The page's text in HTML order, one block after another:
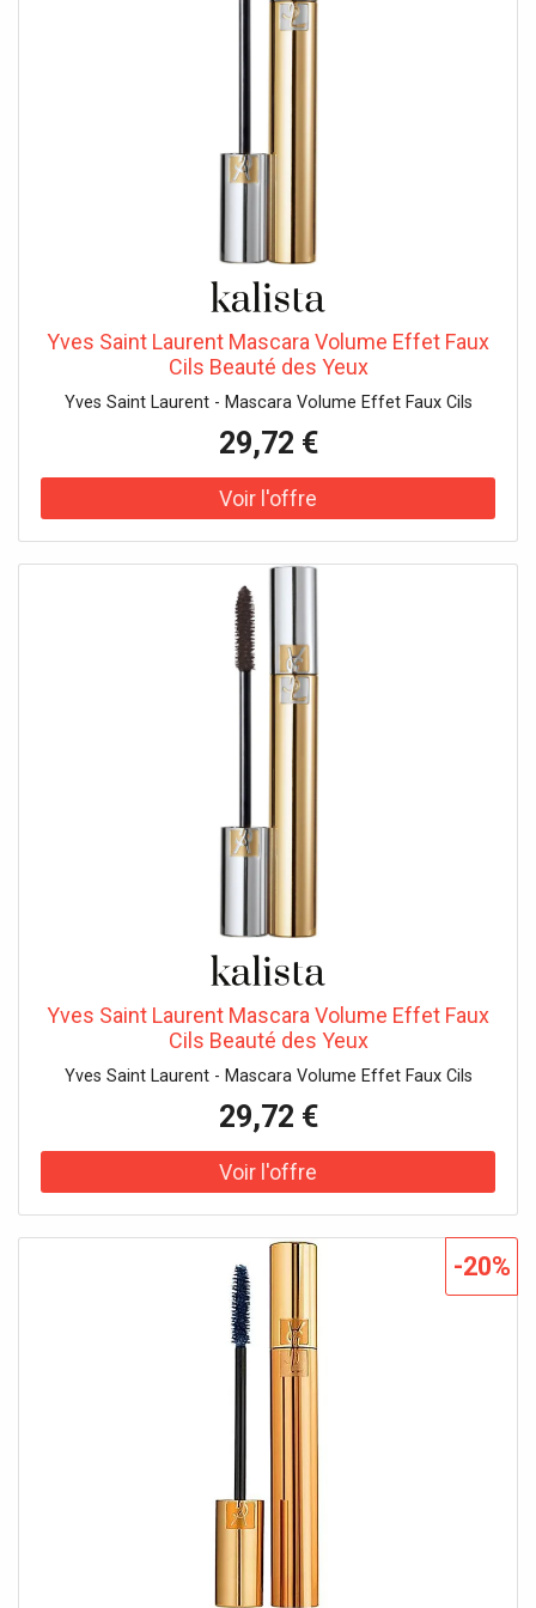
Yves Saint Laurent Mascara Volume Effet Faux
Cils Beauté des Yeux
Yves Saint Laurent - Mascara Volume Effet Faux Cils
29,72 €
Yves Saint Laurent Mascara Volume Effet Faux
Cils Beauté des Yeux
Yves Saint Laurent - Mascara Volume Effet Faux Cils
29,72 €
-20%